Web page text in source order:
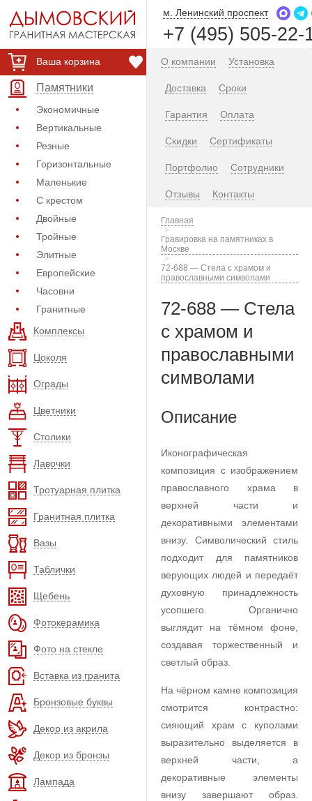
Ваша корзина
Памятники
Экономичные
Вертикальные
Резные
Горизонтальные
Маленькие
С крестом
Двойные
Тройные
Элитные
Европейские
Часовни
Гранитные
Комплексы
Цоколя
Ограды
Цветники
Столики
Лавочки
Тротуарная плитка
Гранитная плитка
Вазы
Таблички
Щебень
Фотокерамика
Фото на стекле
Вставка из гранита
Бронзовые буквы
Декор из акрила
Декор из бронзы
Лампада
м. Ленинский проспект
+7 (495) 505-22-
О компании Установка
Доставка Сроки
Гарантия Оплата
Скидки Сертификаты
Портфолио Сотрудники
Отзывы Контакты
Главная
Гравировка на памятниках в
Москве
72-688 — Стела с храмом и
православными символами
72-688 — Стела
с храмом и
православными
символами
Описание
Иконографическая
композиция с изображением
православного храма в
верхней части и
декоративными элементами
внизу. Символический стиль
подходит для памятников
верующих людей и передаёт
духовную принадлежность
усопшего. Органично
выглядит на тёмном фоне,
создавая торжественный и
светлый образ.
На чёрном камне композиция
смотрится контрастно:
сияющий храм с куполами
выразительно выделяется в
верхней части, а
декоративные элементы
внизу завершают образ.